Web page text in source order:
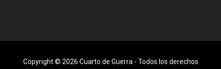
Copyright © 2026 Cuarto de Guerra - Todos los derechos